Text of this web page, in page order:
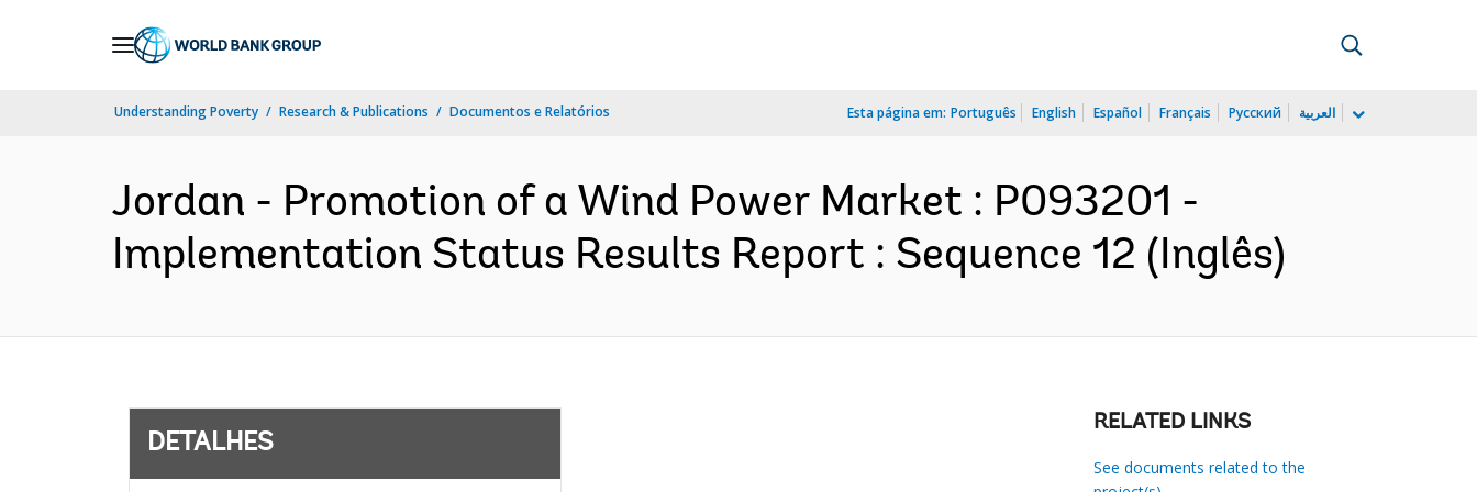
Understanding Poverty Research & Publications Documentos e Relatórios Esta página em: Português English Español Français Русский العربية
Jordan - Promotion of a Wind Power Market : P093201 -
Implementation Status Results Report : Sequence 12 (Inglês)
DETALHES
RELATED LINKS
See documents related to the